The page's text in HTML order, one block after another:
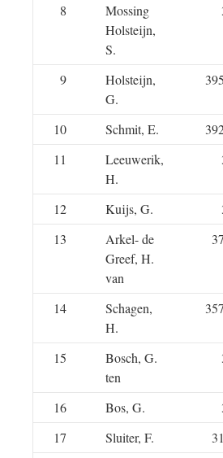
8
Mossing
Holsteijn,
S.
9
Holsteijn,
G.
10 Schmit, E.
11
Leeuwerik,
H.
12 Kuijs, G.
13
Arkel- de
Greef, H.
van
14
Schagen,
H.
15
Bosch, G.
ten
16 Bos, G.
17
Sluiter, F.